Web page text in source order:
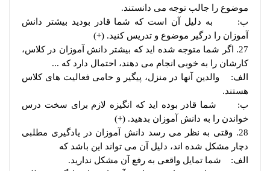
موضوع را جالب توجه می دانستند.
ب: به دلیل آن است که شما قادر بودید بیشتر دانش
آموزان را درگیر موضوع و تدریس کنید. (+)
27. اگر شما متوجه شده اید که بیشتر دانش آموزان در کلاس،
کارشان را به خوبی انجام می دهند، احتمال دارد که ...
الف: والدین آنها در منزل، پیگیر و حامی فعالیت های کلاس
هستند.
ب: شما قادر بوده اید که انگیزه لازم برای سخت درس
خواندن را به دانش آموزان بدهید. (+)
28. وقتی به نظر می رسد دانش آموزان در یادگیری مطلبی
دچار مشکل شده اند، دلیل آن می تواند این باشد که
الف: شما تمایل واقعی به رفع آن مشکل ندارید.